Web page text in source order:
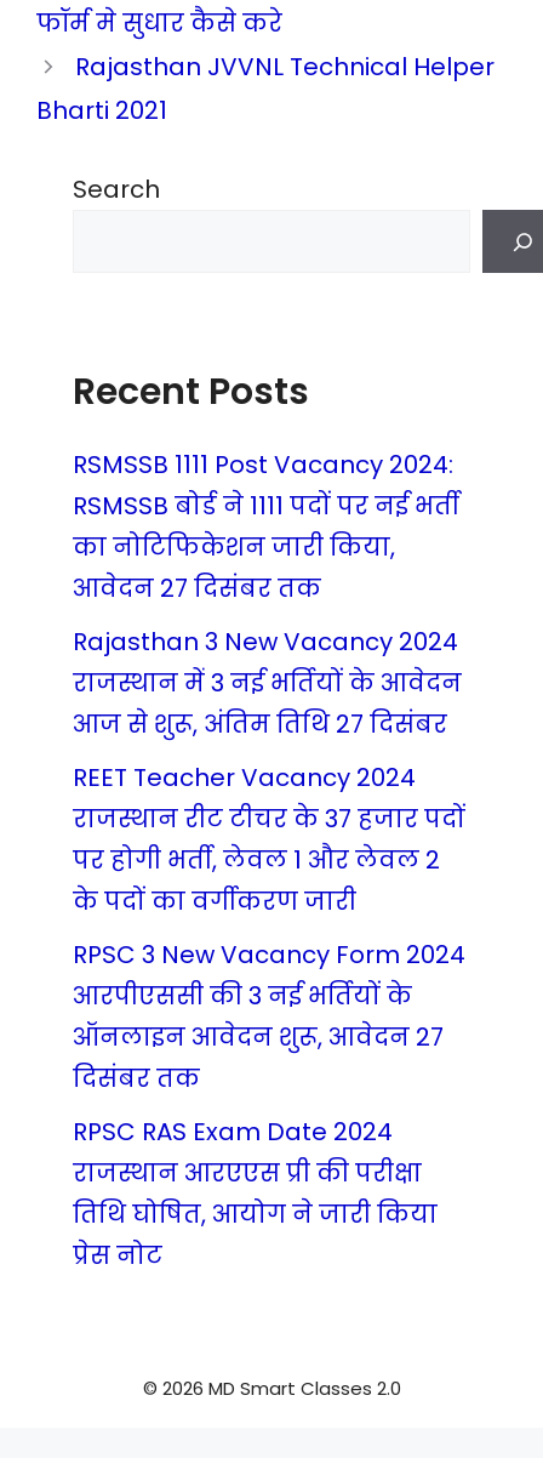
फॉर्म मे सुधार कैसे करे
Rajasthan JVVNL Technical Helper
Bharti 2021
Search
Recent Posts
RSMSSB 1111 Post Vacancy 2024:
RSMSSB बोर्ड ने 1111 पदों पर नई भर्ती
का नोटिफिकेशन जारी किया,
आवेदन 27 दिसंबर तक
Rajasthan 3 New Vacancy 2024
राजस्थान में 3 नई भर्तियों के आवेदन
आज से शुरू, अंतिम तिथि 27 दिसंबर
REET Teacher Vacancy 2024
राजस्थान रीट टीचर के 37 हजार पदों
पर होगी भर्ती, लेवल 1 और लेवल 2
के पदों का वर्गीकरण जारी
RPSC 3 New Vacancy Form 2024
आरपीएससी की 3 नई भर्तियों के
ऑनलाइन आवेदन शुरू, आवेदन 27
दिसंबर तक
RPSC RAS Exam Date 2024
राजस्थान आरएएस प्री की परीक्षा
तिथि घोषित, आयोग ने जारी किया
प्रेस नोट
© 2026 MD Smart Classes 2.0